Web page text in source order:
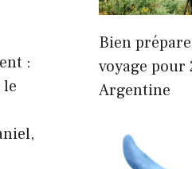
:
Bien
voyage pour
Argentine